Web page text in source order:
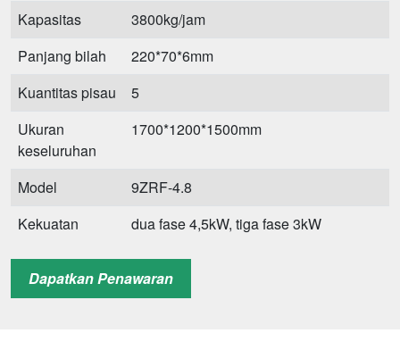
Kapasitas
3800kg/jam
Panjang bilah
220*70*6mm
Kuantitas pisau
5
Ukuran
keseluruhan
1700*1200*1500mm
Model
9ZRF-4.8
Kekuatan
dua fase 4,5kW, tiga fase 3kW
Kapasitas
4000kg/jam
Panjang bilah
280*70*6mm
Dapatkan Penawaran